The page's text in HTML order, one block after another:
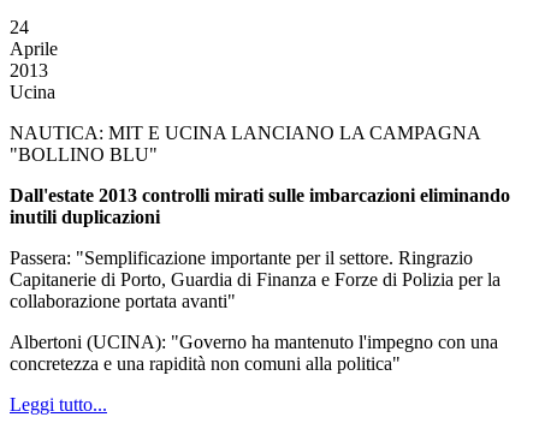
24
Aprile
2013
Ucina
NAUTICA: MIT E UCINA LANCIANO LA CAMPAGNA
"BOLLINO BLU"
Dall'estate 2013 controlli mirati sulle imbarcazioni eliminando
inutili duplicazioni
Passera: "Semplificazione importante per il settore. Ringrazio
Capitanerie di Porto, Guardia di Finanza e Forze di Polizia per la
collaborazione portata avanti"
Albertoni (UCINA): "Governo ha mantenuto l'impegno con una
concretezza e una rapidità non comuni alla politica"
Leggi tutto...